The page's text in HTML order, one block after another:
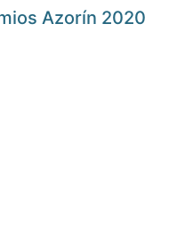
Azorín 2020